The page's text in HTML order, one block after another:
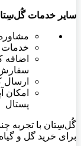
سایر خدمات
خدمات
اضافه
ارسال
پستال
گُل‌سِتان با تجربه
برای خرید گل و